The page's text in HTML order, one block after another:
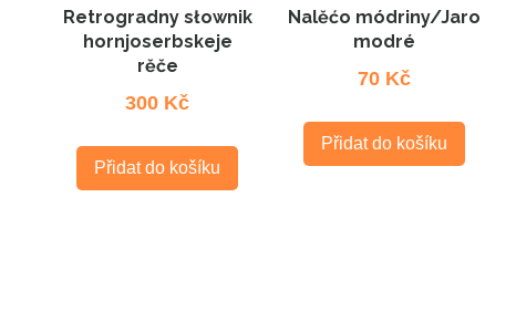
Retrogradny słownik
hornjoserbskeje
rěče
300 Kč
Přidat do košíku
Nalěćo módriny/Jaro
modré
70 Kč
Přidat do košíku